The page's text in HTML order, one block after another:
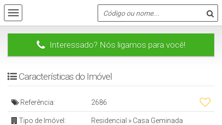
Interessado? Nós ligamos para você!
Características do Imóvel
Referência: 2686
Tipo de Imóvel: Residencial » Casa Geminada